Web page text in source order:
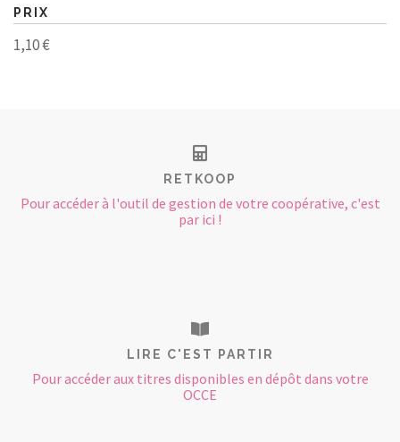
PRIX
1,10 €
RETKOOP
Pour accéder à l'outil de gestion de votre coopérative, c'est
par ici !
LIRE C'EST PARTIR
Pour accéder aux titres disponibles en dépôt dans votre
OCCE